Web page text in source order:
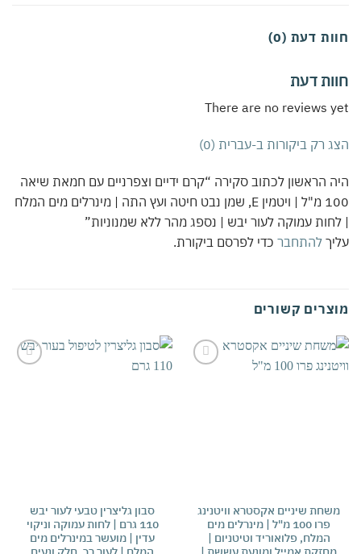
דעת (0)
דעת
There are no reviews
רק ביקורות ב-עברית (0)
הראשון לכתוב סקירה “קרם ידיים וצפרניים עם חמאת שיאה
100 מ"ל | ויטמין E, שמן נבט חיטה ועץ התה | מינרלים מים המלח
עמוקה לעור יבש | נספג מהר ללא שמנוניות”
להתחברכדי לפרסם ביקורת.
קשורים
שיניים אקסטרא וויטנינג
פרו 100 מ"ל | מינרלים מים
המלח, פלואוריד וטיטניום |
סבון גליצרין טבעי לעור יבש
110 גרם | לחות עמוקה וניקוי
עדין | מועשר במינרלים מים